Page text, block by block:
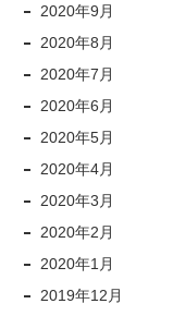
2020年9月
2020年8月
2020年7月
2020年6月
2020年5月
2020年4月
2020年3月
2020年2月
2020年1月
2019年12月